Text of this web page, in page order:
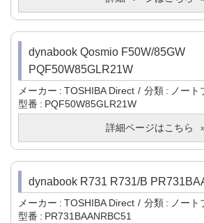
dynabook Qosmio F50W/85GW
PQF50W85GLR21W
メーカー TOSHIBA Direct 分類
ノート
型番
PQF50W85GLR21W
詳細ページはこちら
dynabook R731 R731/B
メーカー TOSHIBA Direct 分類
ノート
型番
PR731BAANRBC51